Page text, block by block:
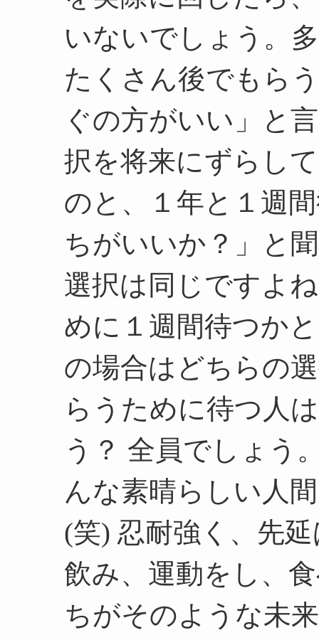
いないでしょう。
たくさん後でもら
ぐの方がいい」と
択を将来にずらし
のと、１年と１週
ちがいいか？」と
選択は同じですよ
めに１週間待つか
の場合はどちらの
らうために待つ人
う？ 全員でしょう
んな素晴らしい人
(笑) 忍耐強く、先
飲み、運動をし、
ちがそのような未